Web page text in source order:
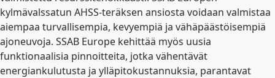
kylmävalssatun AHSS-teräksen ansiosta voidaan valmistaa
aiempaa turvallisempia, kevyempiä ja vähäpäästöisempiä
ajoneuvoja. SSAB Europe kehittää myös uusia
funktionaalisia pinnoitteita, jotka vähentävät
energiankulutusta ja ylläpitokustannuksia, parantavat